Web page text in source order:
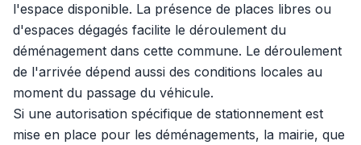
l'espace disponible. La présence de places libres ou
d'espaces dégagés facilite le déroulement du
déménagement dans cette commune. Le déroulement
de l'arrivée dépend aussi des conditions locales au
moment du passage du véhicule.
Si une autorisation spécifique de stationnement est
mise en place pour les déménagements, la mairie, que